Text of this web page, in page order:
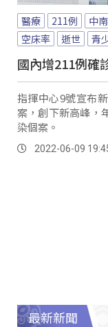
醫療 211例 中
空床率
逝世 青
國內增211例確
指揮中心9號宣布
案，創下新高峰，
染個案。
2022-06-09
最新新聞